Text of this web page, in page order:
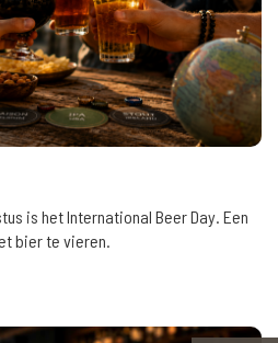
is het International Beer Day. Een
bier te vieren.